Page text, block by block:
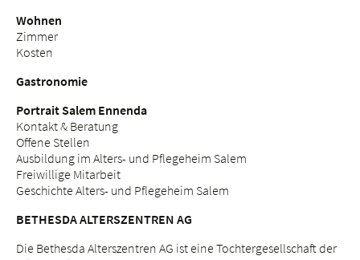
Wohnen
Zimmer
Kosten
Gastronomie
Portrait Salem Ennenda
Kontakt & Beratung
Offene Stellen
Ausbildung im Alters- und Pflegeheim Salem
Freiwillige Mitarbeit
Geschichte Alters- und Pflegeheim Salem
BETHESDA ALTERSZENTREN AG
Die Bethesda Alterszentren AG ist eine Tochtergesellschaft der